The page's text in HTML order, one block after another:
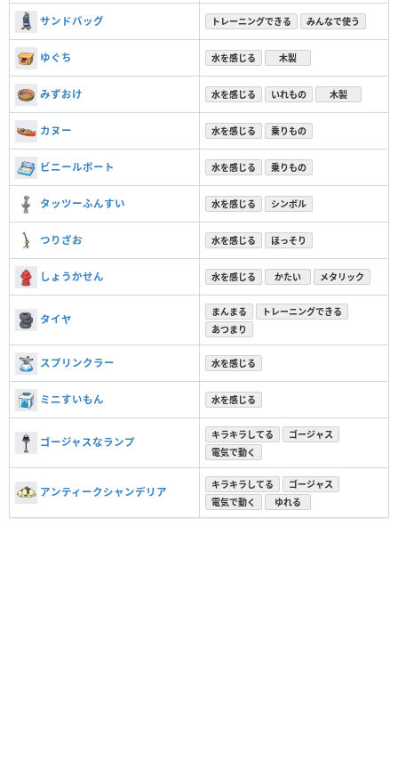
サンドバッグ トレーニングできる みんなで使う
ゆぐち 水を感じる 木製
みずおけ 水を感じる いれもの 木製
カヌー 水を感じる 乗りもの
ビニールボート 水を感じる 乗りもの
タッツーふんすい 水を感じる シンボル
つりざお 水を感じる ほっそり
しょうかせん 水を感じる かたい メタリック
タイヤ
まんまる
トレーニングできる
あつまり
スプリンクラー 水を感じる
ミニすいもん 水を感じる
ゴージャスなランプ
キラキラしてる
ゴージャス
電気で動く
アンティークシャンデリア
キラキラしてる
ゴージャス
電気で動く
ゆれる